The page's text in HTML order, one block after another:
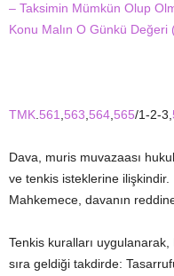
– Taksimin Mümkün Olup
Konu Malın O Günkü Değeri
TMK 561 563 564 565/1-2-3,
Dava, muris muvazaası
ve tenkis isteklerine ilişkindir.
Mahkemece, davanın
Tenkis kuralları
sıra geldiği takdirde: